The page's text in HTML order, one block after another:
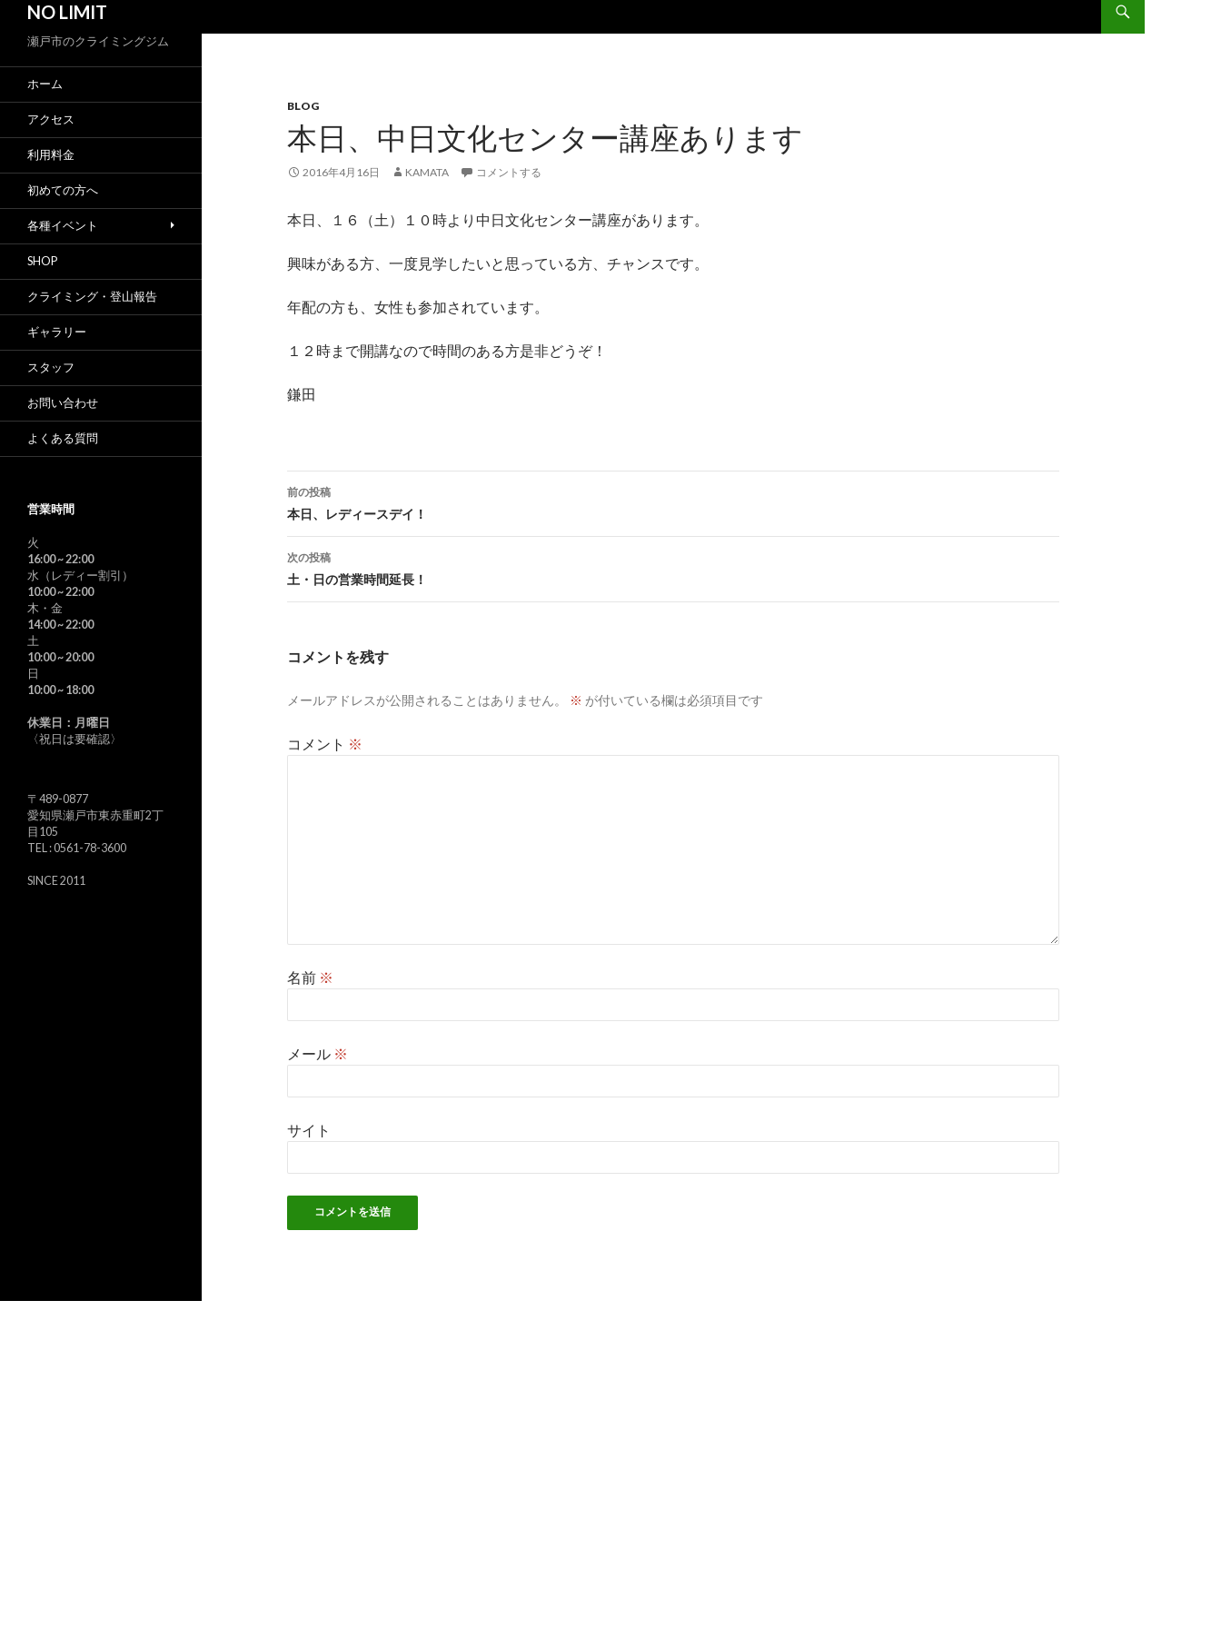
NO LIMIT
BLOG
本日、中日文化センター講座あります
2016年4月16日 KAMATA コメントする
本日、１６（土）１０時より中日文化センター講座があります。
興味がある方、一度見学したいと思っている方、チャンスです。
年配の方も、女性も参加されています。
１２時まで開講なので時間のある方是非どうぞ！
鎌田
投
稿
ナ
ビ
ゲ
ョ
ン
前の投稿
本日、レディースデイ！
次の投稿
土・日の営業時間延長！
コメントを残す
メールアドレスが公開されることはありません。 ※ が付いている欄は必須項目です
コメント ※
名前 ※
メール ※
サイト
瀬戸市のクライミングジム
ホーム
アクセス
利用料金
初めての方へ
各種イベント
SHOP
クライミング・登山報告
ギャラリー
スタッフ
お問い合わせ
よくある質問
営業時間
火
16:00~ 22:00
水（レディー割引）
10:00~ 22:00
木・金
14:00~ 22:00
土
10:00~ 20:00
日
10:00~ 18:00
休業日：月曜日
〈祝日は要確認〉
〒489-0877
愛知県瀬戸市東赤重町2丁
目105
TEL : 0561-78-3600
SINCE 2011